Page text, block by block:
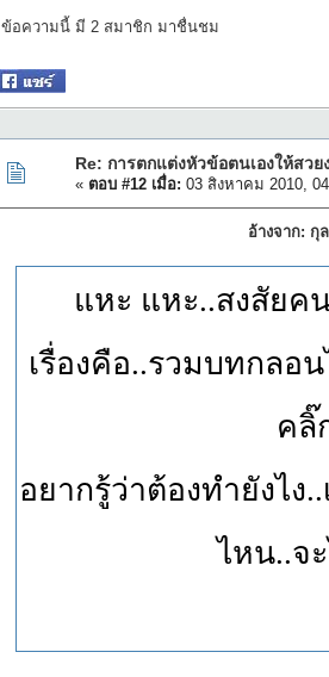
ข้อความนี้ มี 2 สมาชิก มาชื่นชม
Re: การตกแต่งหัวข้อตนเองให้สวย
« ตอบ #12 เมื่อ: 03 สิงหาคม 2010,
อ้างจาก: กุ
แหะ แหะ..สงสัยค
เรื่องคือ..รวมบทกลอ
คลิ๊
อยากรู้ว่าต้องทำยังไง
ไหน..จ